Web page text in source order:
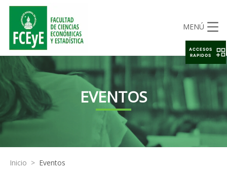
MENÚ
EVENTOS
Inicio > Eventos
ACCESOS
RAPIDOS